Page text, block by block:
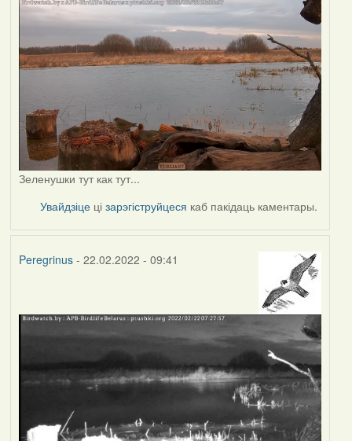
Зеленушки тут как тут...
Увайдзіце цізарэгіструйцеся каб пакідаць каментары.
Peregrinus- 22.02.2022 - 09:41